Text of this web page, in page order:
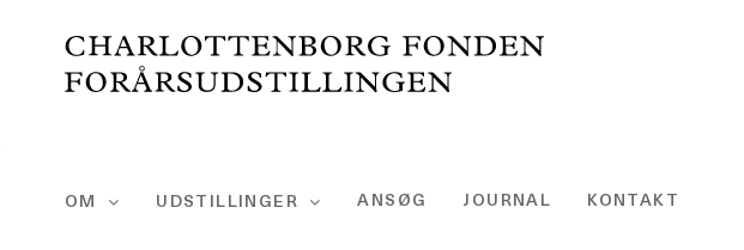
OM UDSTILLINGER ANSØG JOURNAL KONTAKT